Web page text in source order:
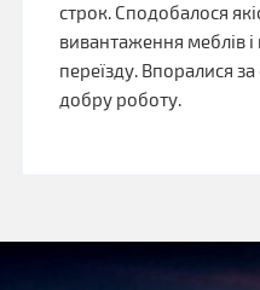
строк. Сподобалося
вивантаження меблів
переїзду. Впоралися
добру роботу.